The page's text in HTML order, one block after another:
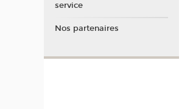
service
Nos partenaires